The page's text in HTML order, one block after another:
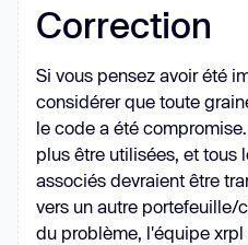
Correction
Si vous pensez avoir été
considérer que toute
le code a été
plus être utilisées, et tous
associés devraient être
vers un autre portefeuille/
du problème, l'équipe